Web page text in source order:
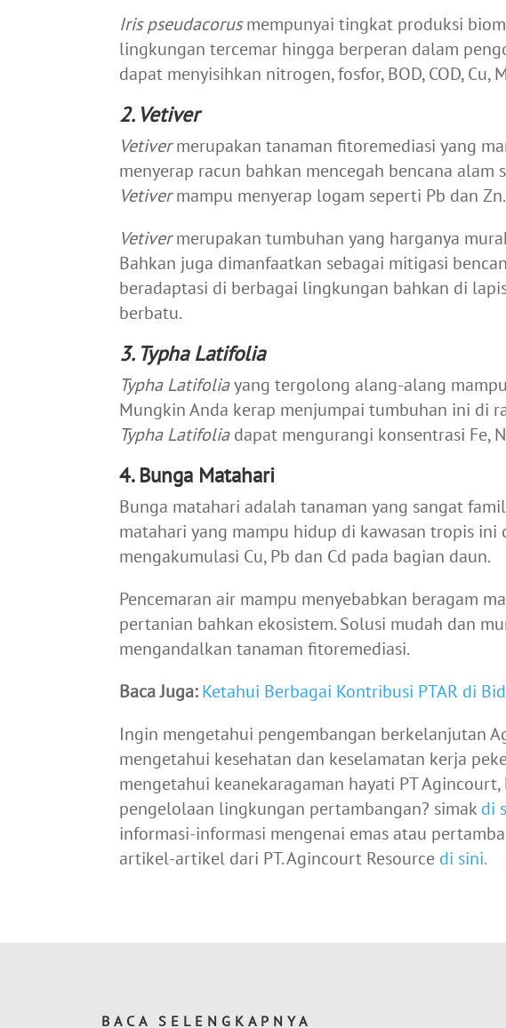
Iris pseudacorusmempunyai tingkat produksi
lingkungan tercemar hingga berperan dalam
dapat menyisihkan nitrogen, fosfor, BOD, COD, Cu,
2. Vetiver
Vetivermerupakan tanaman fitoremediasi yang
menyerap racun bahkan mencegah bencana
Vetivermampu menyerap logam seperti Pb dan Zn.
Vetivermerupakan tumbuhan yang harganya
Bahkan juga dimanfaatkan sebagai mitigasi
beradaptasi di berbagai lingkungan bahkan di
berbatu.
3. Typha Latifolia
Typha Latifoliayang tergolong alang-alang
Mungkin Anda kerap menjumpai tumbuhan ini di
Typha Latifoliadapat mengurangi konsentrasi Fe,
4. Bunga Matahari
Bunga matahari adalah tanaman yang sangat
matahari yang mampu hidup di kawasan tropis ini
mengakumulasi Cu, Pb dan Cd pada bagian daun.
Pencemaran air mampu menyebabkan beragam
pertanian bahkan ekosistem. Solusi mudah dan
mengandalkan tanaman fitoremediasi.
Baca Juga: Ketahui Berbagai Kontribusi PTAR di
Ingin mengetahui pengembangan berkelanjutan
mengetahui kesehatan dan keselamatan kerja
mengetahui keanekaragaman hayati PT Agincourt,
pengelolaan lingkungan pertambangan? simak di
informasi-informasi mengenai emas atau
artikel-artikel dari PT. Agincourt Resource di sini.
BACA SELENGKAPNYA